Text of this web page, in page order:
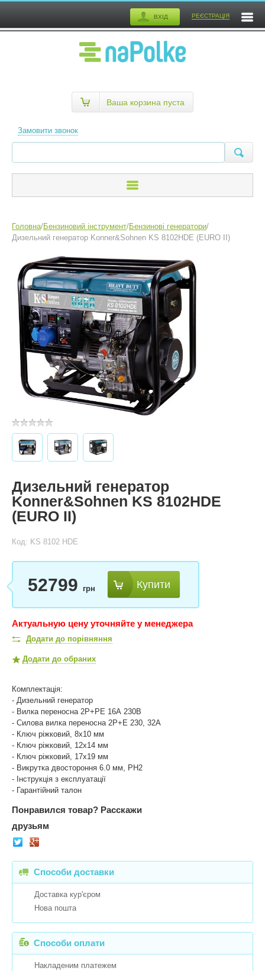
ВХІД РЕЄСТРАЦІЯ
Замовити звонок
Ваша корзина пуста
Головна/Бензиновий інструмент/Бензинові генератори/
Дизельний генератор Konner&Sohnen KS 8102HDE (EURO II)
Дизельний генератор
Konner&Sohnen KS 8102HDE
(EURO II)
Код: KS 8102 HDE
52799 грн Купити
Актуальную цену уточняйте у менеджера
Додати до порівняння
Додати до обраних
Комплектація:
- Дизельний генератор
- Вилка переносна 2Р+РЕ 16А 230В
- Силова вилка переносна 2P+Е 230, 32А
- Ключ ріжковий, 8х10 мм
- Ключ ріжковий, 12х14 мм
- Ключ ріжковий, 17х19 мм
- Викрутка двостороння 6.0 мм, РН2
- Інструкція з експлуатації
- Гарантійний талон
Понравился товар? Расскажи
друзьям
Способи доставки
Доставка кур'єром
Нова пошта
Способи оплати
Накладеним платежем